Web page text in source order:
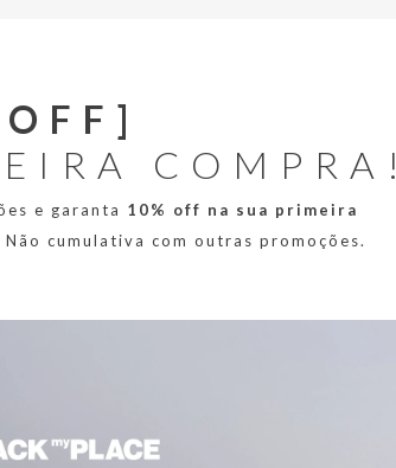
COMPRA!
e garanta 10% off na sua primeira
cumulativa com outras promoções.